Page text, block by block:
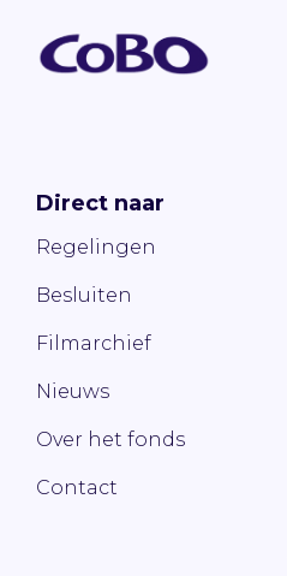
Direct naar
Regelingen
Besluiten
Filmarchief
Nieuws
Over het fonds
Contact